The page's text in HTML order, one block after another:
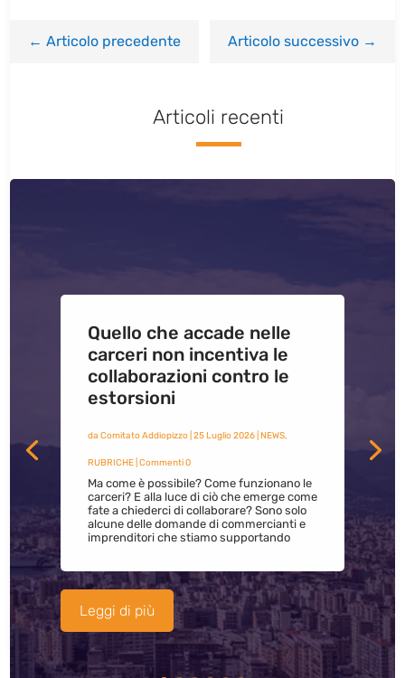
←Articolo precedente Articolo successivo→
Articoli recenti
Quello che accade nelle
carceri non incentiva le
collaborazioni contro le
estorsioni
da Comitato Addiopizzo| 25 Luglio 2026| NEWS,
RUBRICHE| Commenti 0
Ma come è possibile? Come funzionano le
carceri? E alla luce di ciò che emerge come
fate a chiederci di collaborare? Sono solo
alcune delle domande di commercianti e
imprenditori che stiamo supportando
Leggi di più